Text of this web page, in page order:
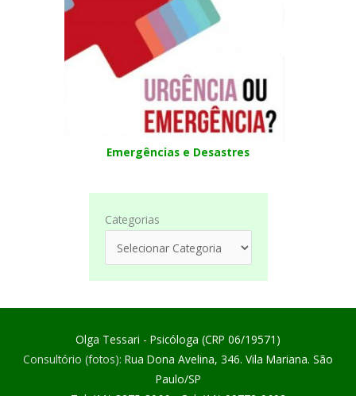
Emergências e Desastres
Categorias
Olga Tessari - Psicóloga (CRP 06/19571)
Consultório (fotos): Rua Dona Avelina, 346. Vila Mariana. São
Paulo/SP